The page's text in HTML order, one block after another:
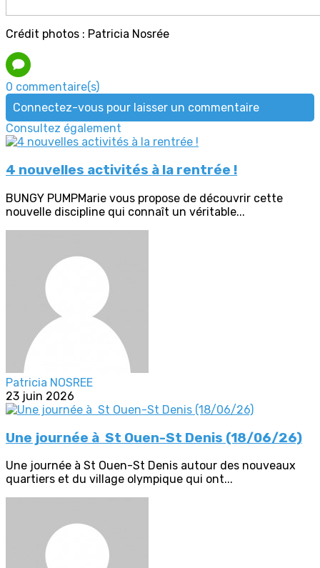
Crédit photos : Patricia Nosrée
0 commentaire(s)
Connectez-vous pour laisser un commentaire
Consultez également
4 nouvelles activités à la rentrée !
BUNGY PUMPMarie vous propose de découvrir cette
nouvelle discipline qui connaît un véritable...
Patricia NOSREE
23 juin 2026
Une journée à St Ouen-St Denis (18/06/26)
Une journée à St Ouen-St Denis autour des nouveaux
quartiers et du village olympique qui ont...